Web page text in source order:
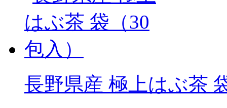
長野県産 極上はぶ茶